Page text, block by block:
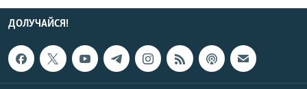
ДОЛУЧАЙСЯ!